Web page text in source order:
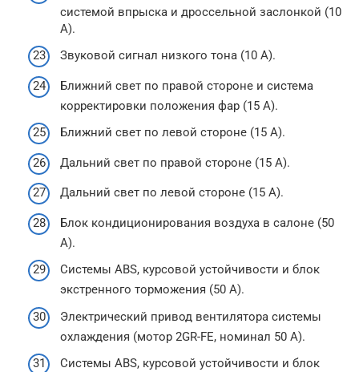
системой впрыска и дроссельной заслонкой (10
А).
Звуковой сигнал низкого тона (10 А).
Ближний свет по правой стороне и система
корректировки положения фар (15 А).
Ближний свет по левой стороне (15 А).
Дальний свет по правой стороне (15 А).
Дальний свет по левой стороне (15 А).
Блок кондиционирования воздуха в салоне (50
А).
Системы ABS, курсовой устойчивости и блок
экстренного торможения (50 А).
Электрический привод вентилятора системы
охлаждения (мотор 2GR-FE, номинал 50 А).
Системы ABS, курсовой устойчивости и блок